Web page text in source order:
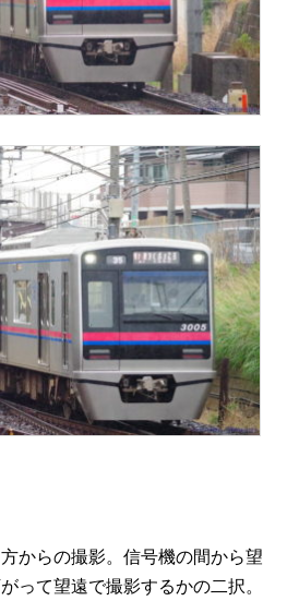
からの撮影。信号機の間から望
って望遠で撮影するかの二択。